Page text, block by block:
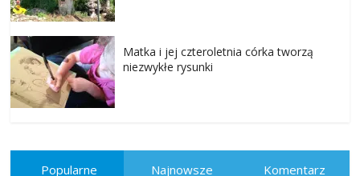
Matka i jej czteroletnia córka tworzą
niezwykłe rysunki
Popularne Najnowsze Komentarz